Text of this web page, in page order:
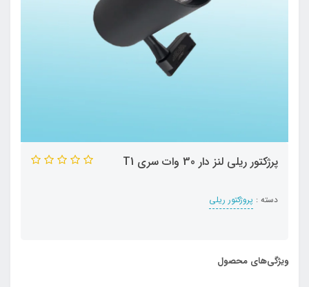
پرژکتور ریلی لنز دار 30 وات سری T1
دسته : پروژکتور ریلی
ویژگی‌های محصول